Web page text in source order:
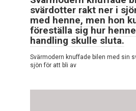
svärdotter rakt ner i
med henne, men hon
föreställa sig hur
handling skulle sluta.
Svärmodern knuffade bilen med sin
sjön för att bli av